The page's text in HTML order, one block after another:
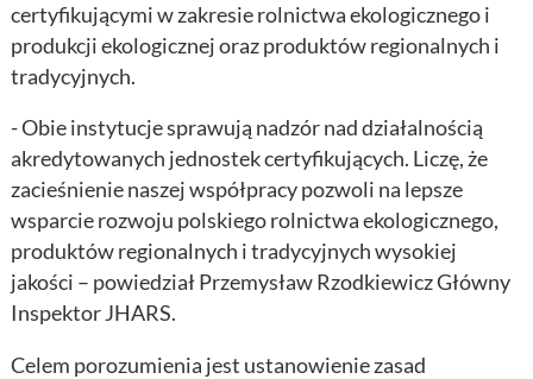
certyfikującymi w zakresie rolnictwa ekologicznego i
produkcji ekologicznej oraz produktów regionalnych i
tradycyjnych.
- Obie instytucje sprawują nadzór nad działalnością
akredytowanych jednostek certyfikujących. Liczę, że
zacieśnienie naszej współpracy pozwoli na lepsze
wsparcie rozwoju polskiego rolnictwa ekologicznego,
produktów regionalnych i tradycyjnych wysokiej
jakości – powiedział Przemysław Rzodkiewicz Główny
Inspektor JHARS.
Celem porozumienia jest ustanowienie zasad